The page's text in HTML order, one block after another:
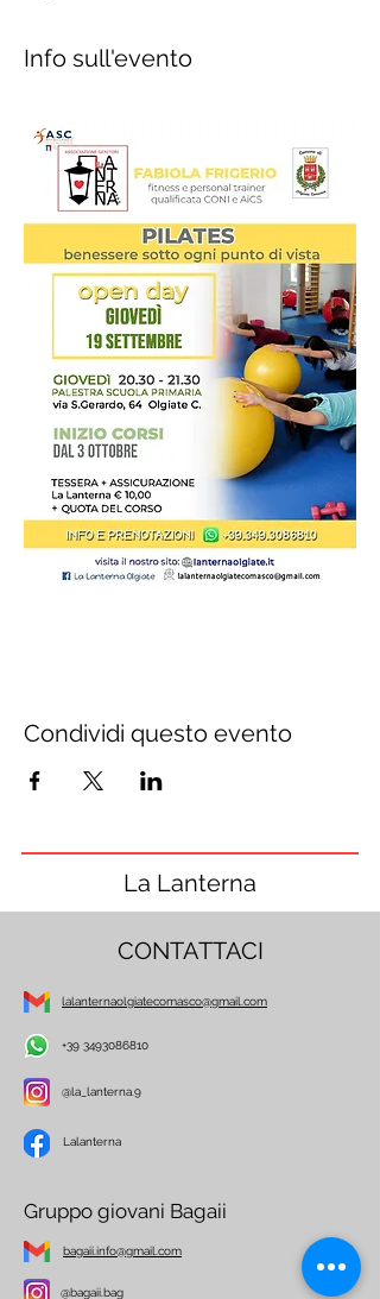
Info sull'evento
Condividi questo evento
La Lanterna
CONTATTACI
lalanternaolgiatecomasco@gmail.com
+39 3493086810
@la_lanterna.9
Lalanterna
Gruppo giovani Bagaii
bagaii.info@gmail.com
@bagaii.bag